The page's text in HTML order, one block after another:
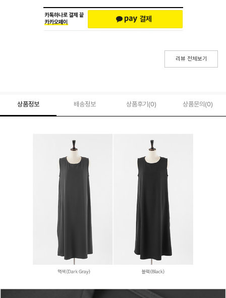
리뷰 전체보기
상품정보 배송정보 상품후기(0) 상품문의 (0)